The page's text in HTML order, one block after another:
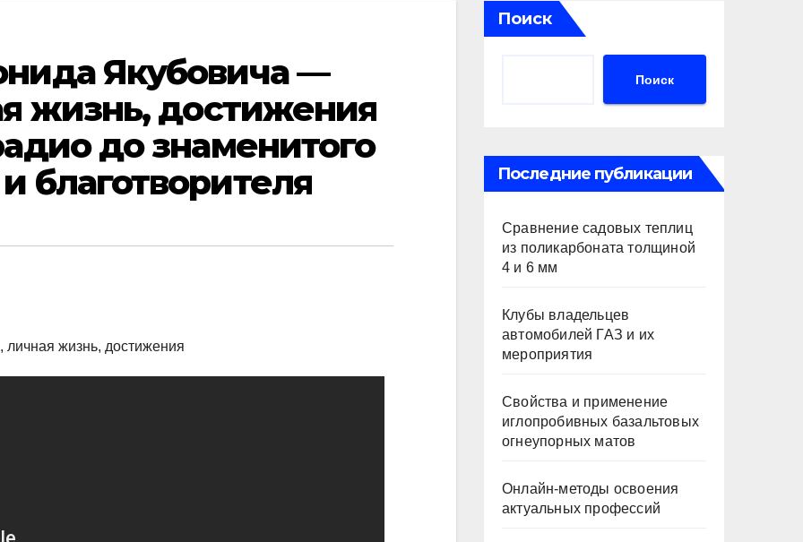
Якубовича —
жизнь, достижения
до знаменитого
благотворителя
Поиск
Поиск
Последние публикации
Сравнение садовых теплиц
из поликарбоната толщиной
4 и 6 мм
Клубы владельцев
автомобилей ГАЗ и их
мероприятия
Свойства и применение
иглопробивных базальтовых
огнеупорных матов
Онлайн-методы освоения
актуальных профессий